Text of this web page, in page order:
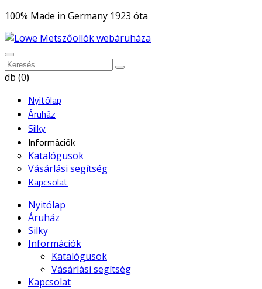
100% Made in Germany 1923 óta
db (0)
Nyitólap
Áruház
Silky
Információk
Katalógusok
Vásárlási segítség
Kapcsolat
Nyitólap
Áruház
Silky
Információk
Katalógusok
Vásárlási segítség
Kapcsolat